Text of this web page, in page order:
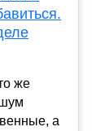
же
а